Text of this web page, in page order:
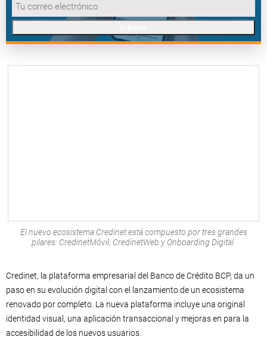
El nuevo ecosistema Credinet está compuesto por tres grandes
pilares: CredinetMóvil, CredinetWeb y Onboarding Digital.
Credinet, la plataforma empresarial del Banco de Crédito BCP, da un
paso en su evolución digital con el lanzamiento de un ecosistema
renovado por completo. La nueva plataforma incluye una original
identidad visual, una aplicación transaccional y mejoras en para la
accesibilidad de los nuevos usuarios.